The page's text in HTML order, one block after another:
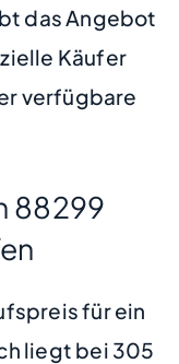
das Angebot
Käufer
verfügbare
88299
für ein
liegt bei 305